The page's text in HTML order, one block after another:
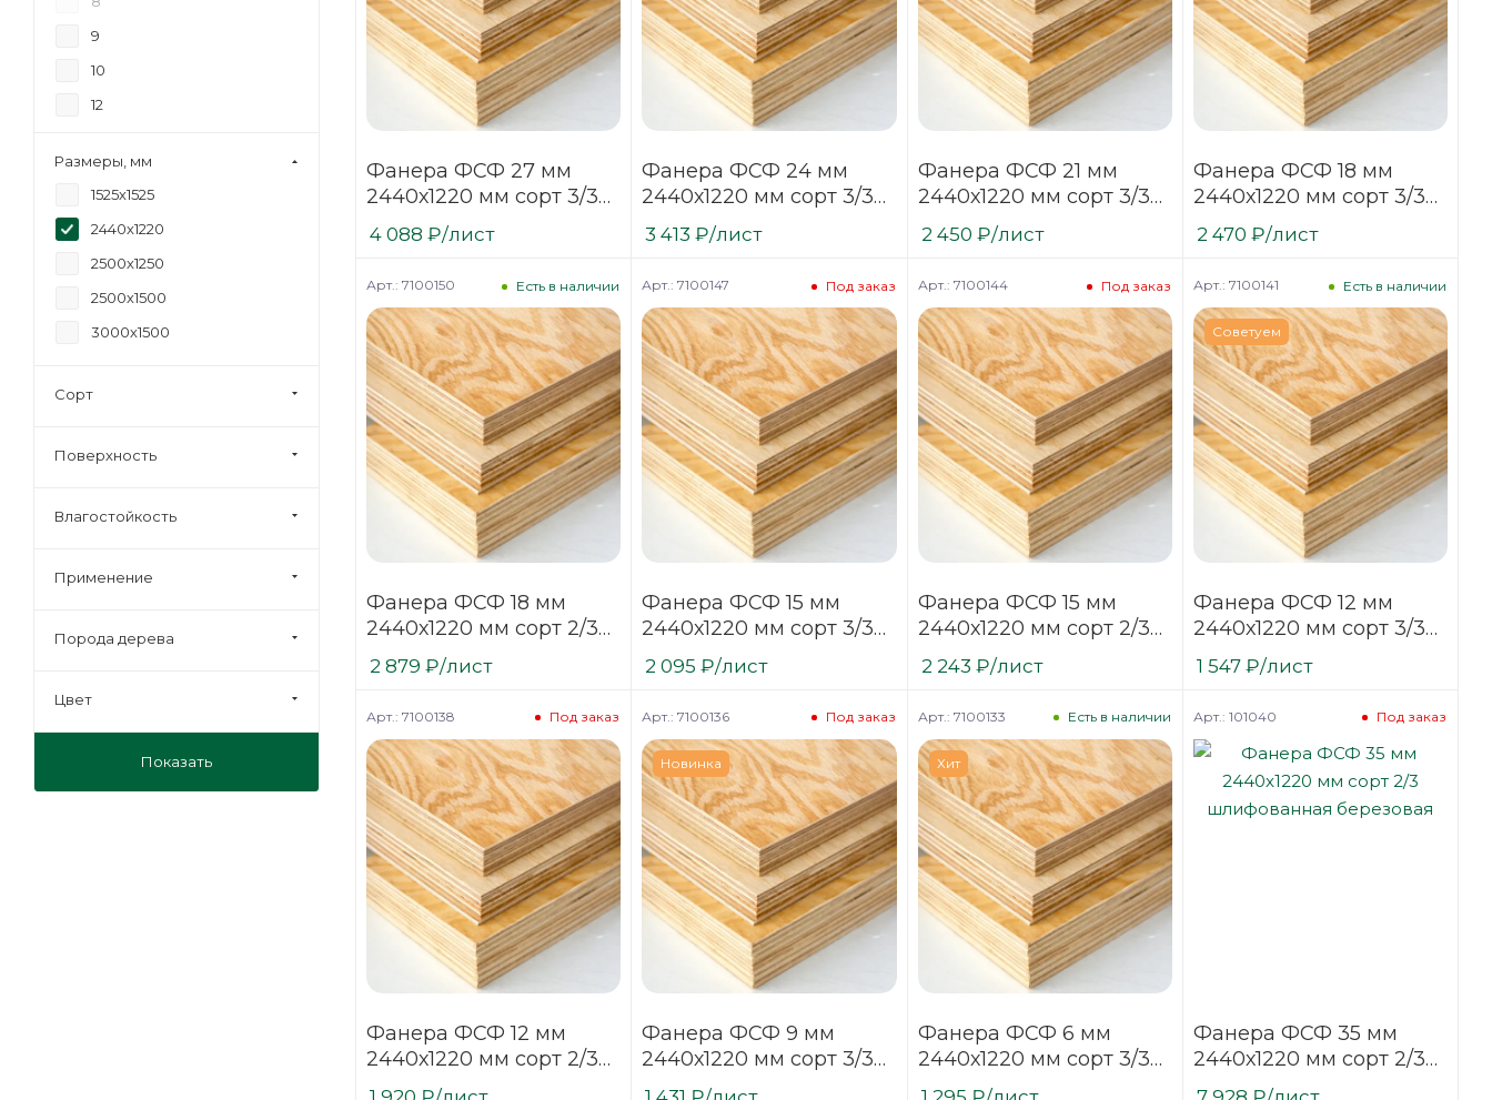
Фанера ФСФ 27 мм
2440х1220 мм сорт 3/3
нешлифованная
хвойная
4 088 ₽/лист
Фанера ФСФ 24 мм
2440х1220 мм сорт 3/3
нешлифованная
хвойная
3 413 ₽/лист
Фанера ФСФ 21 мм
2440х1220 мм сорт 3/3
нешлифованная
хвойная
2 450 ₽/лист
Фанера ФСФ 18 мм
2440х1220 мм сорт 3/3
нешлифованная
хвойная
2 470 ₽/лист
Фанера ФСФ 18 мм
2440х1220 мм сорт 2/3
шлифованная хвойная
Есть в наличии
Арт.: 7100150
2 879 ₽/лист
Фанера ФСФ 15 мм
2440х1220 мм сорт 3/3
нешлифованная
хвойная
Под заказ
Арт.: 7100147
2 095 ₽/лист
Фанера ФСФ 15 мм
2440х1220 мм сорт 2/3
шлифованная хвойная
Под заказ
Арт.: 7100144
2 243 ₽/лист
Советуем
Фанера ФСФ 12 мм
2440х1220 мм сорт 3/3
нешлифованная
хвойная
Есть в наличии
Арт.: 7100141
1 547₽/лист
Фанера ФСФ 12 мм
2440х1220 мм сорт 2/3
шлифованная хвойная
Под заказ
Арт.: 7100138
Новинка
Фанера ФСФ 9 мм
2440х1220 мм сорт 3/3
нешлифованная
Под заказ
Арт.: 7100136
Хит
Фанера ФСФ 6 мм
2440х1220 мм сорт 3/3
нешлифованная
Есть в наличии
Арт.: 7100133
Фанера ФСФ 35 мм
2440х1220 мм сорт 2/3
шлифованная
Под заказ
Арт.: 101040
9
10
12
18
Размеры, мм
1525х1525
2440х1220
2500х1250
2500х1500
3000х1500
Сорт
Поверхность
Влагостойкость
Применение
Порода дерева
Цвет
Показать